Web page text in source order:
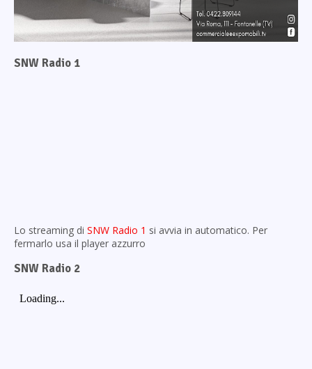
SNW Radio 1
Lo streaming di SNW Radio 1 si avvia in automatico. Per
fermarlo usa il player azzurro
SNW Radio 2